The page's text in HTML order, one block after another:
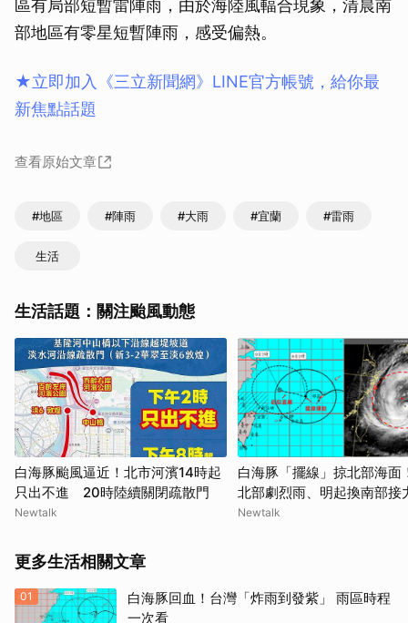
區有局部短暫雷陣雨，由於海陸風輻合現象，清晨南
部地區有零星短暫陣雨，感受偏熱。
★立即加入《三立新聞網》LINE官方帳號，給你最
新焦點話題
查看原始文章
#地區 #陣雨 #大雨 #宜蘭 #雷雨
生活
生活話題：關注颱風動態
白海豚颱風逼近！北市河濱14時起
只出不進 20時陸續關閉疏散門
Newtalk
白海豚「擺線」掠北部海面
北部劇烈雨、明起換南部接
Newtalk
更多生活相關文章
01
白海豚回血！台灣「炸雨到發紫」 雨區時程
一次看